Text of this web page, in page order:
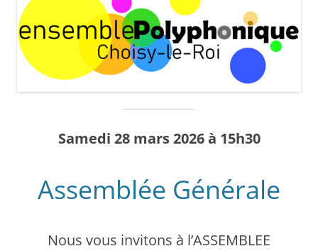
Samedi 28 mars 2026 à 15h30
Assemblée Générale
Nous vous invitons à l’ASSEMBLEE